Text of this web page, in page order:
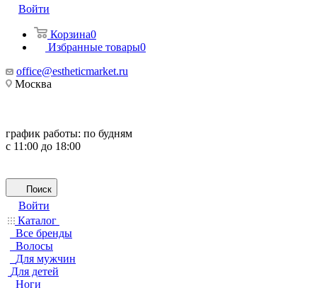
Войти
Корзина0
Избранные товары0
office@estheticmarket.ru
Москва
график работы: по будням
с 11:00 до 18:00
Поиск
Войти
Каталог
Все бренды
Волосы
Для мужчин
Для детей
Ноги